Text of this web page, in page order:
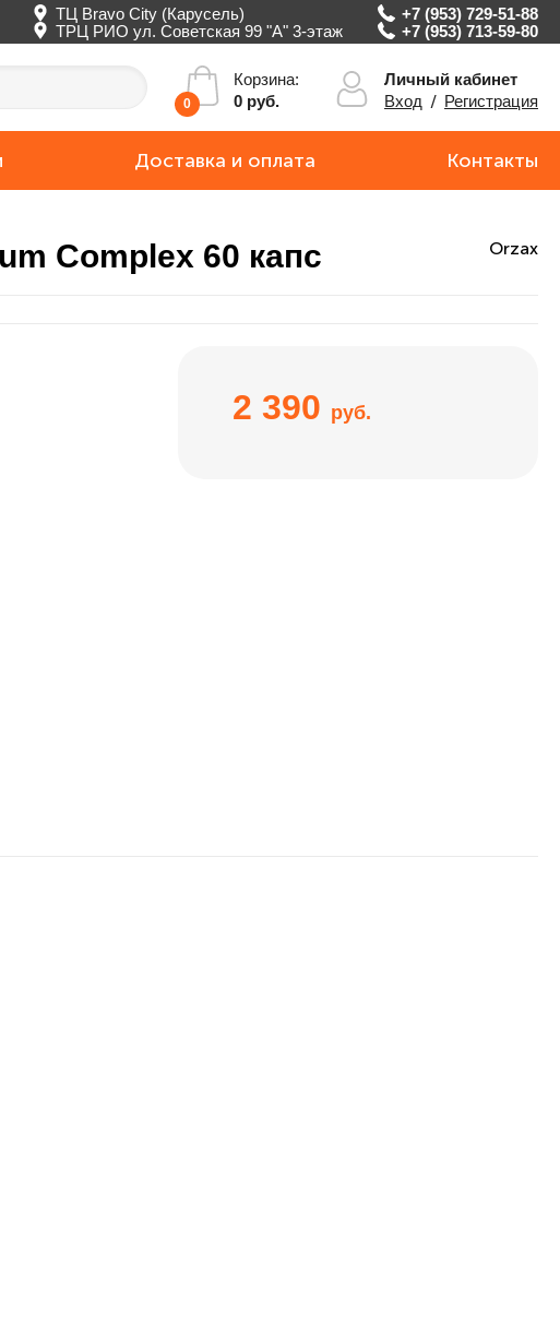
ТЦ Bravo City (Карусель)
ТРЦ РИО ул. Советская 99 "А" 3-этаж
+7 (953) 729-51-88
+7 (953) 713-59-80
0
Корзина:
0 руб.
Личный кабинет
Вход / Регистрация
Доставка и оплата Контакты
Complex 60 капс Orzax
2 390 руб.